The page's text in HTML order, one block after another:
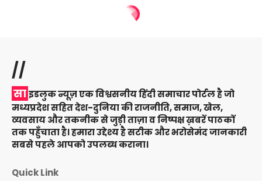
//
साइडलुक न्यूज़ एक विश्वसनीय हिंदी समाचार पोर्टल है जो
मध्यप्रदेश सहित देश-दुनिया की राजनीति, समाज, खेल,
व्यवसाय और तकनीक से जुड़ी ताज़ा व निष्पक्ष ख़बरें पाठकों
तक पहुँचाता है। हमारा उद्देश्य है सटीक और भरोसेमंद जानकारी
सबसे पहले आपको उपलब्ध कराना।
Quick Link